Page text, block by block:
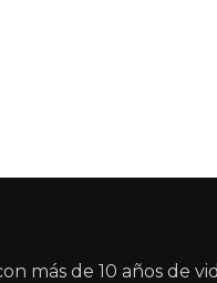
más de 10 años de